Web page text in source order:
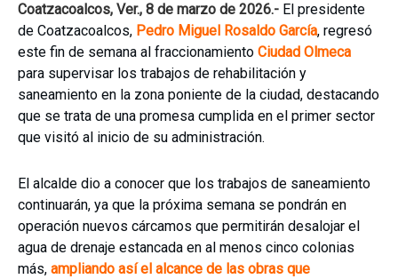
Coatzacoalcos, Ver., 8 de marzo de 2026.- El presidente
de Coatzacoalcos, Pedro Miguel Rosaldo García, regresó
este fin de semana al fraccionamiento Ciudad Olmeca
para supervisar los trabajos de rehabilitación y
saneamiento en la zona poniente de la ciudad, destacando
que se trata de una promesa cumplida en el primer sector
que visitó al inicio de su administración.
El alcalde dio a conocer que los trabajos de saneamiento
continuarán, ya que la próxima semana se pondrán en
operación nuevos cárcamos que permitirán desalojar el
agua de drenaje estancada en al menos cinco colonias
más, ampliando así el alcance de las obras que